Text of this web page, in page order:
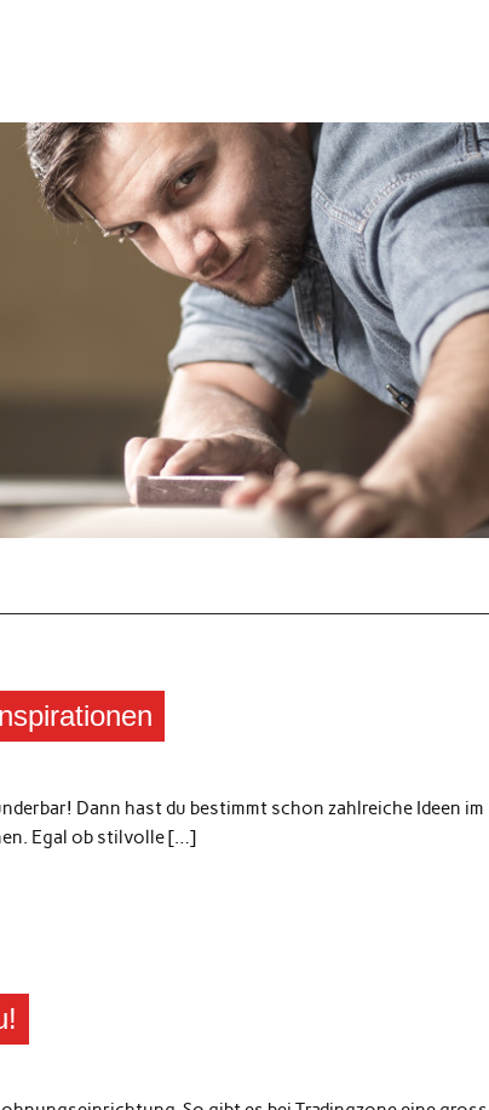
Dann hast du bestimmt schon zahlreiche Ideen im
Egal ob stilvolle […]